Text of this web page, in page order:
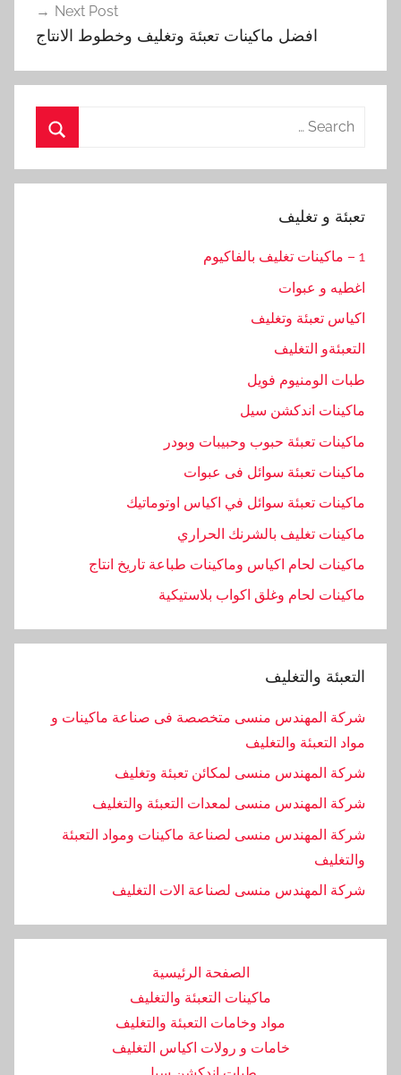
Next Post
افضل ماكينات تعبئة وتغليف وخطوط الانتاج
Search
تعبئة و تغليف
1 – ماكينات تغليف بالفاكيوم
اغطيه و عبوات
اكياس تعبئة وتغليف
التعبئةو التغليف
طبات الومنيوم فويل
ماكينات اندكشن سيل
ماكينات تعبئة حبوب وحبيبات وبودر
ماكينات تعبئة سوائل فى عبوات
ماكينات تعبئة سوائل في اكياس اوتوماتيك
ماكينات تغليف بالشرنك الحراري
ماكينات لحام اكياس وماكينات طباعة تاريخ انتاج
ماكينات لحام وغلق اكواب بلاستيكية
التعبئة والتغليف
شركة المهندس منسى متخصصة فى صناعة ماكينات و
مواد التعبئة والتغليف
شركة المهندس منسى لمكائن تعبئة وتغليف
شركة المهندس منسى لمعدات التعبئة والتغليف
شركة المهندس منسى لصناعة ماكينات ومواد التعبئة
والتغليف
‏شركة المهندس منسى لصناعة الات التغليف
الصفحة الرئيسية
ماكينات التعبئة والتغليف
مواد وخامات التعبئة والتغليف
خامات و رولات اكياس التغليف